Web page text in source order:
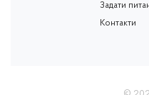
Задати
Контакти